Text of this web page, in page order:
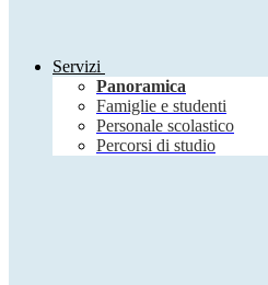
Servizi
Panoramica
Famiglie e studenti
Personale scolastico
Percorsi di studio